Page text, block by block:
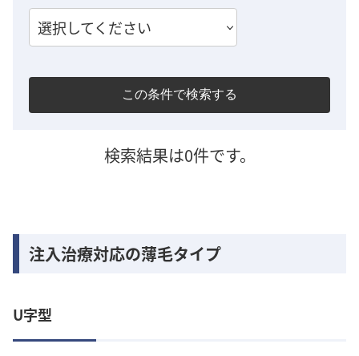
選択してください
この条件で検索する
検索結果は0件です。
注入治療対応の薄毛タイプ
U字型